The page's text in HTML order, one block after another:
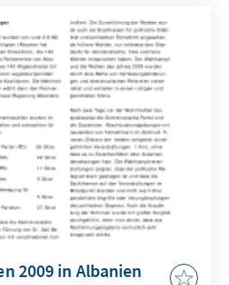
eröffnet
Prof. Dr. Dres. h.c.
Präsident des deutschen
Die Leiterin des
Ricarda Roos, hat
verfasst. Die
ist Ende April
2009 in Albanien